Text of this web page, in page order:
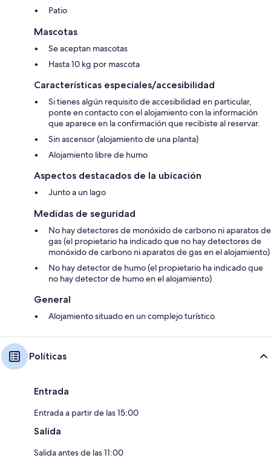
Patio
Mascotas
Se aceptan mascotas
Hasta 10 kg por mascota
Características especiales/accesibilidad
Si tienes algún requisito de accesibilidad en particular,
ponte en contacto con el alojamiento con la información
que aparece en la confirmación que recibiste al reservar.
Sin ascensor (alojamiento de una planta)
Alojamiento libre de humo
Aspectos destacados de la ubicación
Junto a un lago
Medidas de seguridad
No hay detectores de monóxido de carbono ni aparatos de
gas (el propietario ha indicado que no hay detectores de
monóxido de carbono ni aparatos de gas en el alojamiento)
No hay detector de humo (el propietario ha indicado que
no hay detector de humo en el alojamiento)
General
Alojamiento situado en un complejo turístico
Políticas
Entrada
Entrada a partir de las 15:00
Salida
Salida antes de las 11:00